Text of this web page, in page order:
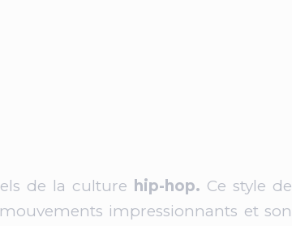
de la culture hip-hop. Ce style de
impressionnants et son